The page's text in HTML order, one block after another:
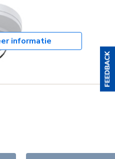
informatie